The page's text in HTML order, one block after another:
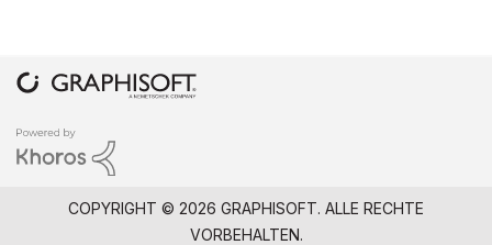
COPYRIGHT © 2026 GRAPHISOFT. ALLE RECHTE
VORBEHALTEN.